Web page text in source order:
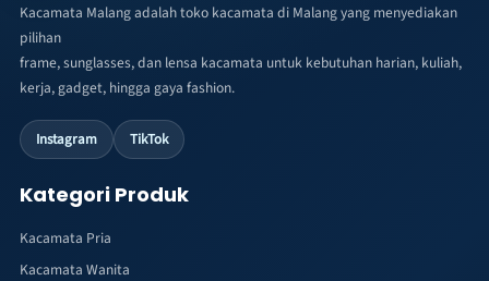
Kacamata Malang adalah toko kacamata di Malang yang menyediakan
pilihan
frame, sunglasses, dan lensa kacamata untuk kebutuhan harian, kuliah,
kerja, gadget, hingga gaya fashion.
Instagram TikTok
Kategori Produk
Kacamata Pria
Kacamata Wanita